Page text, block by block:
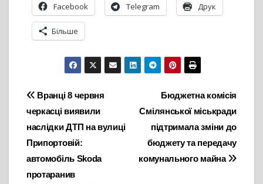
Facebook Telegram Друк
Більше
Навігація
записів
Бюджетна комісія
Смілянської міськради
підтримала зміни до
бюджету та передачу
комунального майна
Вранці 8 червня
черкасці виявили
наслідки ДТП на вулиці
Припортовій:
автомобіль Skoda
протаранив